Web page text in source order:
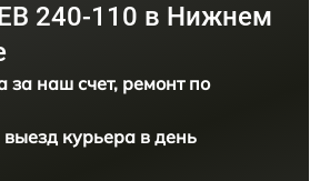
240-110 в Нижнем
за наш счет, ремонт по
курьера в день